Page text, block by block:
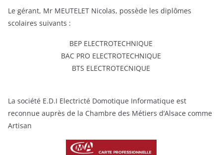
Le gérant, Mr MEUTELET Nicolas, possède les diplômes
scolaires suivants :
BEP ELECTROTECHNIQUE
BAC PRO ELECTROTECHNIQUE
BTS ELECTROTECNIQUE
La société E.D.I Electricté Domotique Informatique est
reconnue auprès de la Chambre des Métiers d’Alsace comme
Artisan